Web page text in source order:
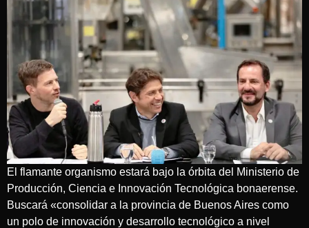
El flamante organismo estará bajo la órbita del Ministerio de
Producción, Ciencia e Innovación Tecnológica bonaerense.
Buscará «consolidar a la provincia de Buenos Aires como
un polo de innovación y desarrollo tecnológico a nivel